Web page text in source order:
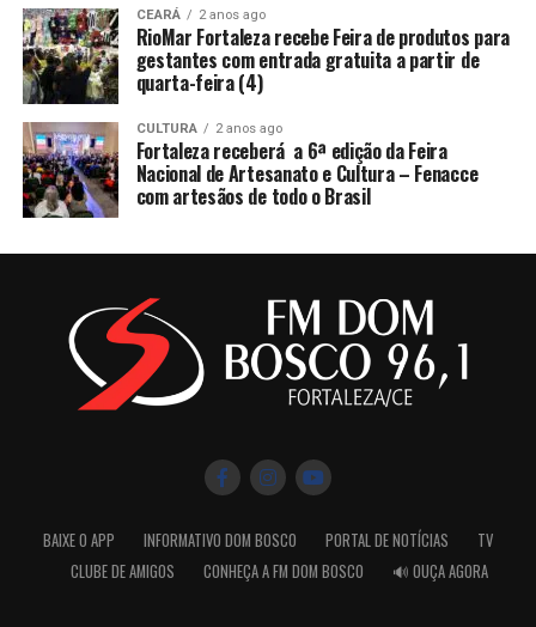
CEARÁ 2 anos ago
RioMar Fortaleza recebe Feira de produtos para
gestantes com entrada gratuita a partir de
quarta-feira (4)
CULTURA 2 anos ago
Fortaleza receberá a 6ª edição da Feira
Nacional de Artesanato e Cultura – Fenacce
com artesãos de todo o Brasil
BAIXE O APP INFORMATIVO DOM BOSCO PORTAL DE NOTÍCIAS
TV
CLUBE DE AMIGOS
CONHEÇA A FM DOM BOSCO 🔊 OUÇA AGORA